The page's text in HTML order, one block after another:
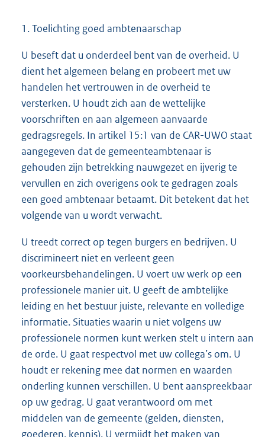
1. Toelichting goed ambtenaarschap
U beseft dat u onderdeel bent van de overheid. U
dient het algemeen belang en probeert met uw
handelen het vertrouwen in de overheid te
versterken. U houdt zich aan de wettelijke
voorschriften en aan algemeen aanvaarde
gedragsregels. In artikel 15:1 van de CAR-UWO staat
aangegeven dat de gemeenteambtenaar is
gehouden zijn betrekking nauwgezet en ijverig te
vervullen en zich overigens ook te gedragen zoals
een goed ambtenaar betaamt. Dit betekent dat het
volgende van u wordt verwacht.
U treedt correct op tegen burgers en bedrijven. U
discrimineert niet en verleent geen
voorkeursbehandelingen. U voert uw werk op een
professionele manier uit. U geeft de ambtelijke
leiding en het bestuur juiste, relevante en volledige
informatie. Situaties waarin u niet volgens uw
professionele normen kunt werken stelt u intern aan
de orde. U gaat respectvol met uw collega’s om. U
houdt er rekening mee dat normen en waarden
onderling kunnen verschillen. U bent aanspreekbaar
op uw gedrag. U gaat verantwoord om met
middelen van de gemeente (gelden, diensten,
goederen, kennis). U vermijdt het maken van